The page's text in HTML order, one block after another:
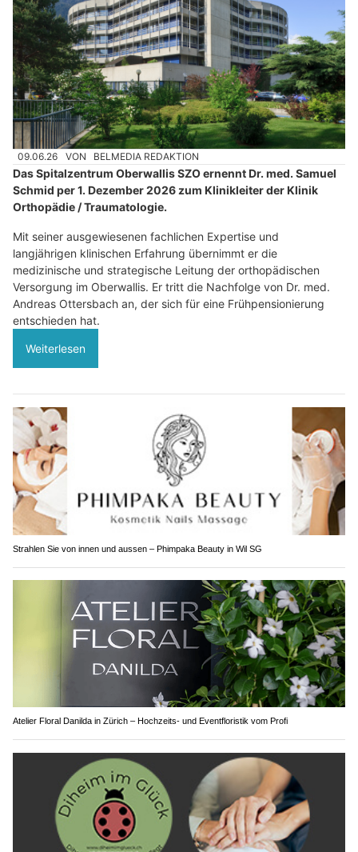
09.06.26 VON BELMEDIA REDAKTION
Das Spitalzentrum Oberwallis SZO ernennt Dr. med. Samuel
Schmid per 1. Dezember 2026 zum Klinikleiter der Klinik
Orthopädie / Traumatologie.
Mit seiner ausgewiesenen fachlichen Expertise und
langjährigen klinischen Erfahrung übernimmt er die
medizinische und strategische Leitung der orthopädischen
Versorgung im Oberwallis. Er tritt die Nachfolge von Dr. med.
Andreas Ottersbach an, der sich für eine Frühpensionierung
entschieden hat.
Weiterlesen
Strahlen Sie von innen und aussen – Phimpaka Beauty in Wil SG
Atelier Floral Danilda in Zürich – Hochzeits- und Eventfloristik vom Profi